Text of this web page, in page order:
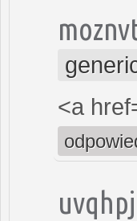
<a